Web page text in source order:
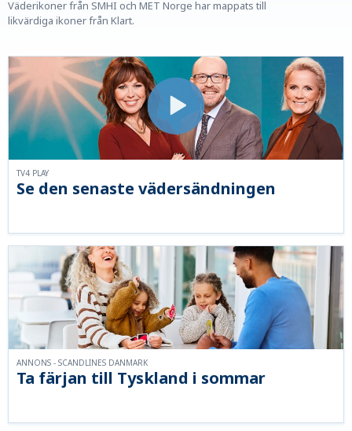
Väderikoner från SMHI och MET Norge har mappats till
likvärdiga ikoner från Klart.
Se den senaste vädersändningen
TV4 PLAY
Ta färjan till Tyskland i sommar
ANNONS - SCANDLINES DANMARK